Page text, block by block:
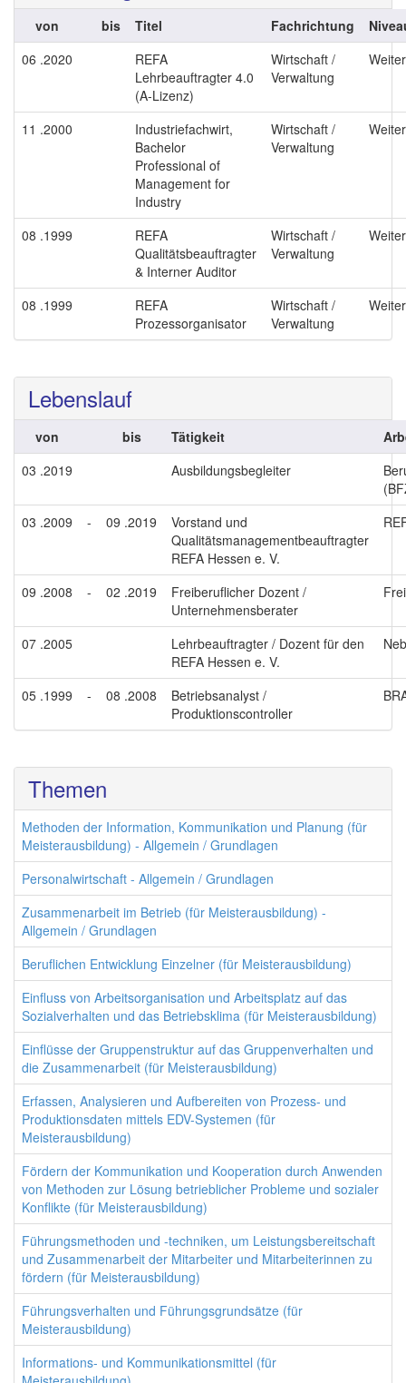
von bis Titel Fachrichtung
06 .2020
REFA
Lehrbeauftragter 4.0
(A-Lizenz)
Wirtschaft /
Verwaltung
11 .2000
Industriefachwirt,
Bachelor
Professional of
Management for
Industry
Wirtschaft /
Verwaltung
08 .1999
REFA
Qualitätsbeauftragter
& Interner Auditor
Wirtschaft /
Verwaltung
08 .1999
REFA
Prozessorganisator
Wirtschaft /
Verwaltung
Lebenslauf
von bis Tätigkeit
03 .2019
Ausbildungsbegleiter
03 .2009
- 09 .2019
Vorstand und
Qualitätsmanagementbeauftragter
REFA Hessen e. V.
09 .2008 - 02 .2019
Freiberuflicher Dozent /
Unternehmensberater
07 .2005
Lehrbeauftragter / Dozent für den
REFA Hessen e. V.
05 .1999 - 08 .2008
Betriebsanalyst /
Produktionscontroller
Themen
Methoden der Information, Kommunikation und Planung (für
Meisterausbildung) - Allgemein / Grundlagen
Personalwirtschaft - Allgemein / Grundlagen
Zusammenarbeit im Betrieb (für Meisterausbildung) -
Allgemein / Grundlagen
Beruflichen Entwicklung Einzelner (für Meisterausbildung)
Einfluss von Arbeitsorganisation und Arbeitsplatz auf das
Sozialverhalten und das Betriebsklima (für Meisterausbildung)
Einflüsse der Gruppenstruktur auf das Gruppenverhalten und
die Zusammenarbeit (für Meisterausbildung)
Erfassen, Analysieren und Aufbereiten von Prozess- und
Produktionsdaten mittels EDV-Systemen (für
Meisterausbildung)
Fördern der Kommunikation und Kooperation durch Anwenden
von Methoden zur Lösung betrieblicher Probleme und sozialer
Konflikte (für Meisterausbildung)
Führungsmethoden und -techniken, um Leistungsbereitschaft
und Zusammenarbeit der Mitarbeiter und Mitarbeiterinnen zu
fördern (für Meisterausbildung)
Führungsverhalten und Führungsgrundsätze (für
Meisterausbildung)
Informations- und Kommunikationsmittel (für